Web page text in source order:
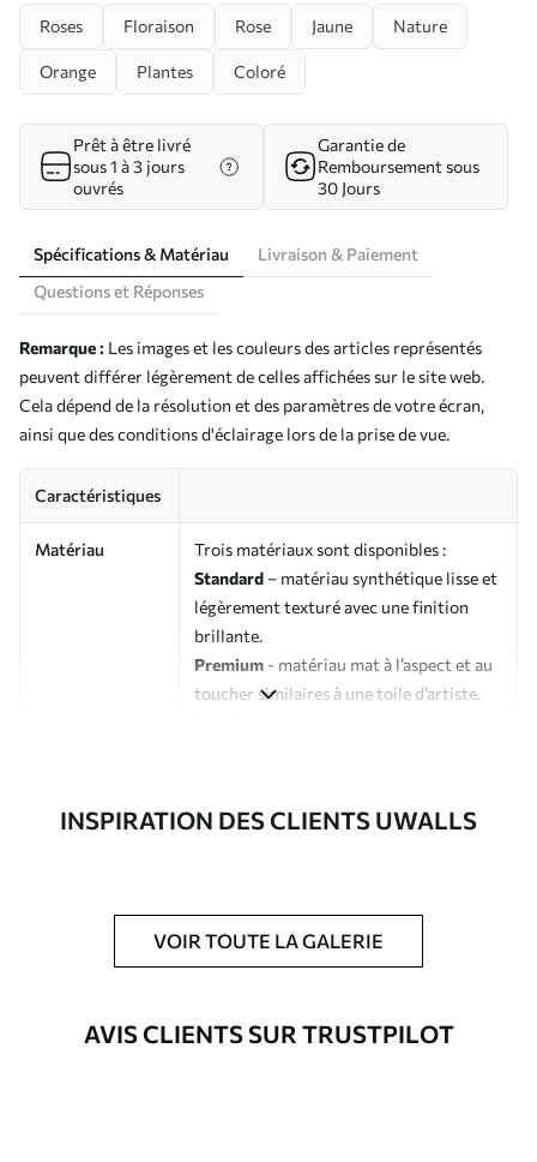
Roses Floraison Rose Jaune Nature
Orange Plantes Coloré
Prêt à être livré
sous 1 à 3 jours
ouvrés
Garantie de
Remboursement sous
30 Jours
Spécifications & Matériau
Livraison & Paiement
Questions et Réponses
Remarque : Les images et les couleurs des articles représentés
peuvent différer légèrement de celles affichées sur le site web.
Cela dépend de la résolution et des paramètres de votre écran,
ainsi que des conditions d'éclairage lors de la prise de vue.
Caractéristiques
Matériau
Trois matériaux sont disponibles :
Standard – matériau synthétique lisse et
légèrement texturé avec une finition
brillante.
Premium - matériau mat à l’aspect et au
toucher similaires à une toile d’artiste.
Possibilité d'ajouter un vernis
protecteur pour renforcer la durabilité
du tableau.
Matériaux disponibles
INSPIRATION DES CLIENTS UWALLS
VOIR TOUTE LA GALERIE
AVIS CLIENTS SUR TRUSTPILOT